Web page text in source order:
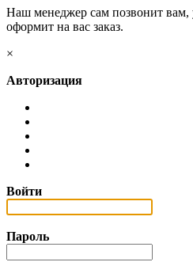
Наш менеджер сам позвонит вам,
оформит на вас заказ.
×
Авторизация
Войти
Пароль